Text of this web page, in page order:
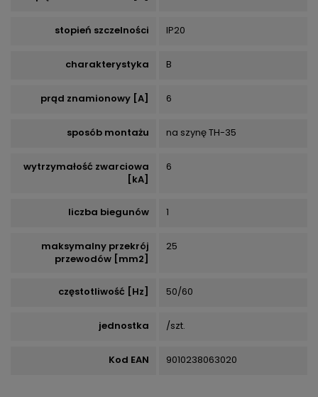
stopień szczelności IP20
charakterystyka B
prąd znamionowy [A] 6
sposób montażu na szynę TH-35
wytrzymałość zwarciowa
[kA]
6
liczba biegunów 1
maksymalny przekrój
przewodów [mm2]
25
częstotliwość [Hz] 50/60
jednostka /szt.
Kod EAN 9010238063020